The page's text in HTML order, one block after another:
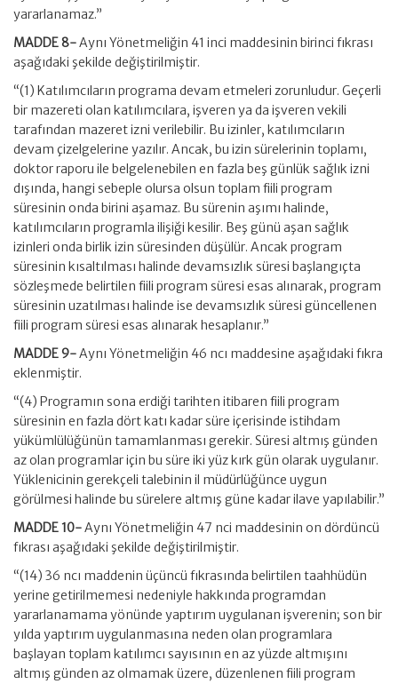
yararlanamaz.”
MADDE 8-Aynı Yönetmeliğin 41 inci maddesinin birinci fıkrası
aşağıdaki şekilde değiştirilmiştir.
“(1) Katılımcıların programa devam etmeleri zorunludur. Geçerli
bir mazereti olan katılımcılara, işveren ya da işveren vekili
tarafından mazeret izni verilebilir. Bu izinler, katılımcıların
devam çizelgelerine yazılır. Ancak, bu izin sürelerinin toplamı,
doktor raporu ile belgelenebilen en fazla beş günlük sağlık izni
dışında, hangi sebeple olursa olsun toplam fiili program
süresinin onda birini aşamaz. Bu sürenin aşımı halinde,
katılımcıların programla ilişiği kesilir. Beş günü aşan sağlık
izinleri onda birlik izin süresinden düşülür. Ancak program
süresinin kısaltılması halinde devamsızlık süresi başlangıçta
sözleşmede belirtilen fiili program süresi esas alınarak, program
süresinin uzatılması halinde ise devamsızlık süresi güncellenen
fiili program süresi esas alınarak hesaplanır.”
MADDE 9-Aynı Yönetmeliğin 46 ncı maddesine aşağıdaki fıkra
eklenmiştir.
“(4) Programın sona erdiği tarihten itibaren fiili program
süresinin en fazla dört katı kadar süre içerisinde istihdam
yükümlülüğünün tamamlanması gerekir. Süresi altmış günden
az olan programlar için bu süre iki yüz kırk gün olarak uygulanır.
Yüklenicinin gerekçeli talebinin il müdürlüğünce uygun
görülmesi halinde bu sürelere altmış güne kadar ilave yapılabilir.”
MADDE 10-Aynı Yönetmeliğin 47 nci maddesinin on dördüncü
fıkrası aşağıdaki şekilde değiştirilmiştir.
“(14) 36 ncı maddenin üçüncü fıkrasında belirtilen taahhüdün
yerine getirilmemesi nedeniyle hakkında programdan
yararlanamama yönünde yaptırım uygulanan işverenin; son bir
yılda yaptırım uygulanmasına neden olan programlara
başlayan toplam katılımcı sayısının en az yüzde altmışını
altmış günden az olmamak üzere, düzenlenen fiili program